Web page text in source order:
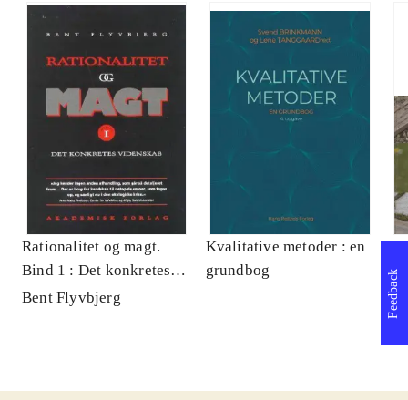
Rationalitet og magt.
Bind 1 : Det konkretes
videnskab
Bent Flyvbjerg
Kvalitative metoder : en
grundbog
Feedback